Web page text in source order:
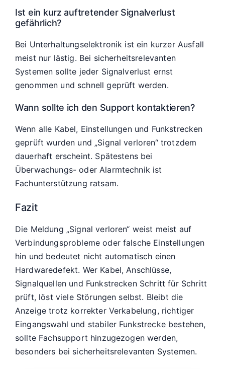
Ist ein kurz auftretender Signalverlust
gefährlich?
Bei Unterhaltungselektronik ist ein kurzer Ausfall
meist nur lästig. Bei sicherheitsrelevanten
Systemen sollte jeder Signalverlust ernst
genommen und schnell geprüft werden.
Wann sollte ich den Support kontaktieren?
Wenn alle Kabel, Einstellungen und Funkstrecken
geprüft wurden und „Signal verloren“ trotzdem
dauerhaft erscheint. Spätestens bei
Überwachungs- oder Alarmtechnik ist
Fachunterstützung ratsam.
Fazit
Die Meldung „Signal verloren“ weist meist auf
Verbindungsprobleme oder falsche Einstellungen
hin und bedeutet nicht automatisch einen
Hardwaredefekt. Wer Kabel, Anschlüsse,
Signalquellen und Funkstrecken Schritt für Schritt
prüft, löst viele Störungen selbst. Bleibt die
Anzeige trotz korrekter Verkabelung, richtiger
Eingangswahl und stabiler Funkstrecke bestehen,
sollte Fachsupport hinzugezogen werden,
besonders bei sicherheitsrelevanten Systemen.